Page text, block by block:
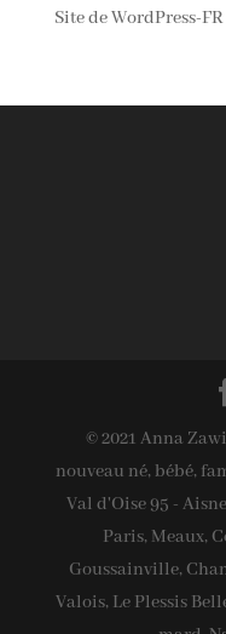
Site de WordPress-FR
© 2021 Anna
nouveau né, bébé,
Val d'Oise 95 -
Paris, Meaux,
Goussainville,
Valois, Le Plessis